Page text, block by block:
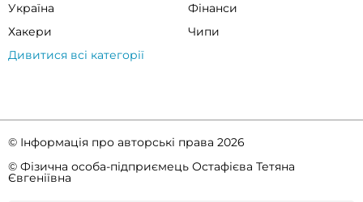
Україна
Фінанси
Хакери
Чипи
Дивитися всі категорії
© Інформація про авторські права 2026
© Фізична особа-підприємець Остафієва Тетяна
Євгеніївна